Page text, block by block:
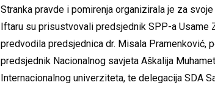
Stranka pravde i pomirenja organizirala je za
Iftaru su prisustvovali predsjednik SPP-a Usame
predvodila predsjednica dr. Misala Pramenković,
predsjednik Nacionalnog savjeta Aškalija
Internacionalnog univerziteta, te delegacija SDA